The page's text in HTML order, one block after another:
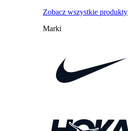
Zobacz wszystkie produkty
Marki